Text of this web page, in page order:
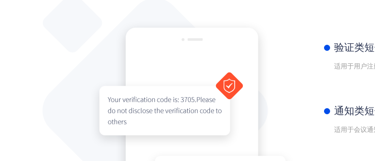
验证类
适用于用户
通知类
适用于会议